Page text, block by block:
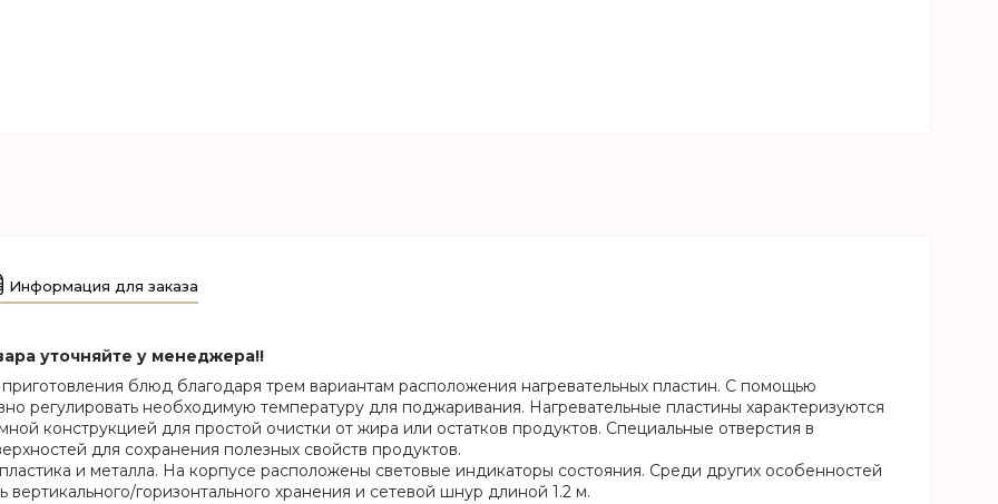
Информация для заказа
уточняйте у менеджера!!
блюд благодаря трем вариантам расположения нагревательных пластин. С помощью
регулировать необходимую температуру для поджаривания. Нагревательные пластины характеризуются
конструкцией для простой очистки от жира или остатков продуктов. Специальные отверстия в
для сохранения полезных свойств продуктов.
и металла. На корпусе расположены световые индикаторы состояния. Среди других особенностей
горизонтального хранения и сетевой шнур длиной 1.2 м.